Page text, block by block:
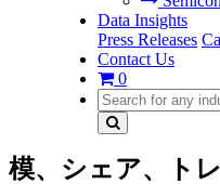
Data Insights
Press Releases
Contact Us
0
模、シェア、ト